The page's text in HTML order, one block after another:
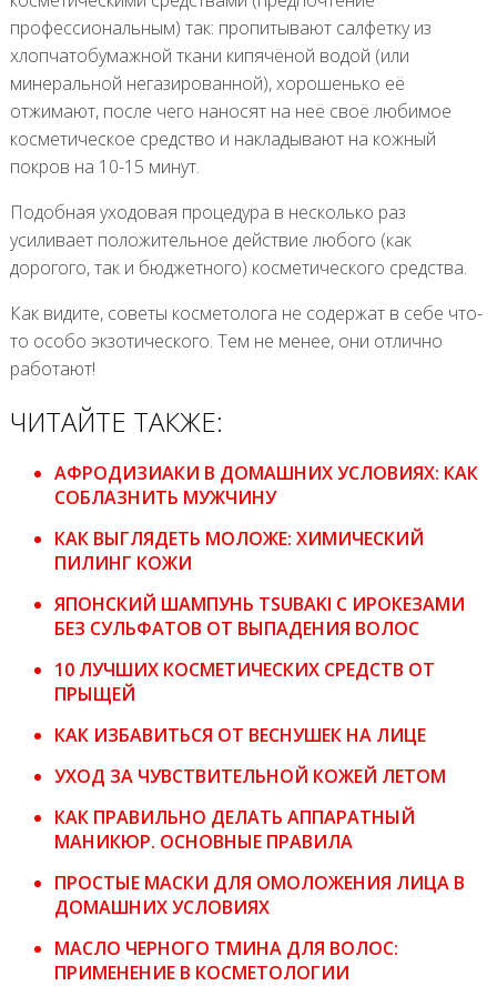
профессиональным) так: пропитывают салфетку из
хлопчатобумажной ткани кипячёной водой (или
минеральной негазированной), хорошенько её
отжимают, после чего наносят на неё своё любимое
косметическое средство и накладывают на кожный
покров на 10-15 минут.
Подобная уходовая процедура в несколько раз
усиливает положительное действие любого (как
дорогого, так и бюджетного) косметического средства.
Как видите, советы косметолога не содержат в себе что-
то особо экзотического. Тем не менее, они отлично
работают!
ЧИТАЙТЕ ТАКЖЕ:
АФРОДИЗИАКИ В ДОМАШНИХ УСЛОВИЯХ: КАК
СОБЛАЗНИТЬ МУЖЧИНУ
КАК ВЫГЛЯДЕТЬ МОЛОЖЕ: ХИМИЧЕСКИЙ
ПИЛИНГ КОЖИ
ЯПОНСКИЙ ШАМПУНЬ TSUBAKI С ИРОКЕЗАМИ
БЕЗ СУЛЬФАТОВ ОТ ВЫПАДЕНИЯ ВОЛОС
10 ЛУЧШИХ КОСМЕТИЧЕСКИХ СРЕДСТВ ОТ
ПРЫЩЕЙ
КАК ИЗБАВИТЬСЯ ОТ ВЕСНУШЕК НА ЛИЦЕ
УХОД ЗА ЧУВСТВИТЕЛЬНОЙ КОЖЕЙ ЛЕТОМ
КАК ПРАВИЛЬНО ДЕЛАТЬ АППАРАТНЫЙ
МАНИКЮР. ОСНОВНЫЕ ПРАВИЛА
ПРОСТЫЕ МАСКИ ДЛЯ ОМОЛОЖЕНИЯ ЛИЦА В
ДОМАШНИХ УСЛОВИЯХ
МАСЛО ЧЕРНОГО ТМИНА ДЛЯ ВОЛОС:
ПРИМЕНЕНИЕ В КОСМЕТОЛОГИИ